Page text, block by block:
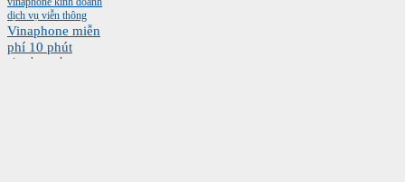
dịch vụ viễn thông
Vinaphone miễn
phí 10 phút
vinaphone plus